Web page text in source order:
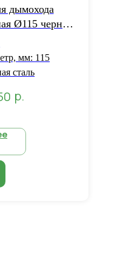
дымохода
Ø115 черная
1 мм L=0,5
мм: 115
сталь
р.